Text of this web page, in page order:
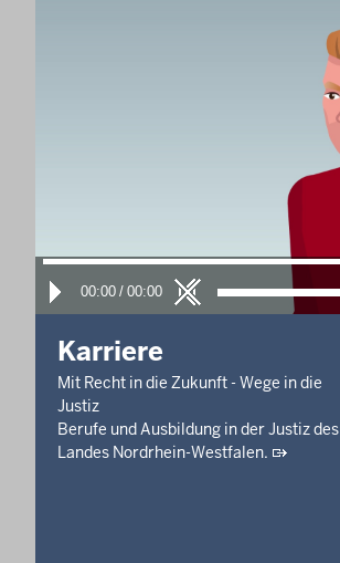
Rechtsstreitigkeiten - 1 Ca 5148/26
10. Aug. 2026, 09:15 Uhr
Gütetermin
Klagen in bürgerlichen
Heute, 13:25 Uhr
00:00 / 00:00
Karriere
Mit Recht in die Zukunft - Wege in die
Justiz
Berufe und Ausbildung in der Justiz des
Landes Nordrhein-Westfalen.